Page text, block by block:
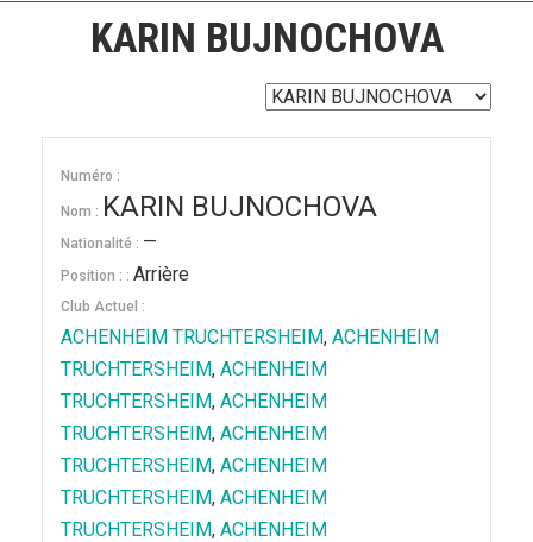
KARIN BUJNOCHOVA
Numéro :
Nom : KARIN BUJNOCHOVA
Nationalité : —
Position : : Arrière
Club Actuel :
ACHENHEIM TRUCHTERSHEIM, ACHENHEIM
TRUCHTERSHEIM, ACHENHEIM
TRUCHTERSHEIM, ACHENHEIM
TRUCHTERSHEIM, ACHENHEIM
TRUCHTERSHEIM, ACHENHEIM
TRUCHTERSHEIM, ACHENHEIM
TRUCHTERSHEIM, ACHENHEIM